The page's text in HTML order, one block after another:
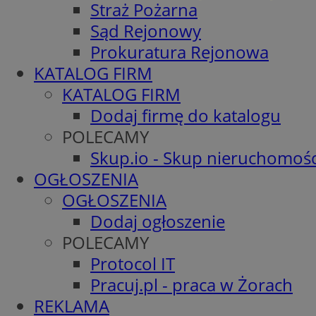
Straż Pożarna
Sąd Rejonowy
Prokuratura Rejonowa
KATALOG FIRM
KATALOG FIRM
Dodaj firmę do katalogu
POLECAMY
Skup.io - Skup
OGŁOSZENIA
OGŁOSZENIA
Dodaj ogłoszenie
POLECAMY
Protocol IT
Pracuj.pl - praca w Żorach
REKLAMA